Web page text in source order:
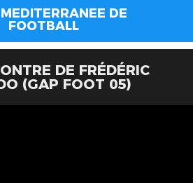
DE
FOOTBALL
DE FRÉDÉRIC
(GAP FOOT 05)